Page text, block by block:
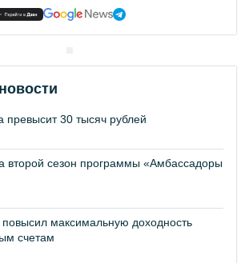
30 тысяч рублей
второй сезон программы «Амбассадоры
повысил максимальную доходность
счетам